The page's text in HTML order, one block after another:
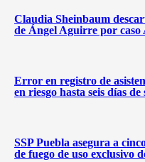
Claudia Sheinbaum
de Ángel Aguirre por caso
Error en registro de
en riesgo hasta seis días
SSP Puebla asegura a
de fuego de uso exclusivo